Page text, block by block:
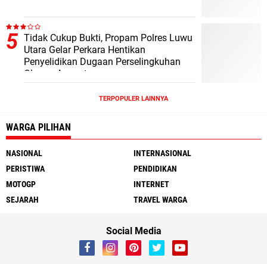
Tidak Cukup Bukti, Propam Polres Luwu
Utara Gelar Perkara Hentikan
Penyelidikan Dugaan Perselingkuhan
Oknum Anggota
TERPOPULER LAINNYA
WARGA PILIHAN
NASIONAL
INTERNASIONAL
PERISTIWA
PENDIDIKAN
MOTOGP
INTERNET
SEJARAH
TRAVEL WARGA
Social Media